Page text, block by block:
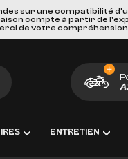
sur une compatibilité
compte à partir de
de votre compréhension
ENTRETIEN